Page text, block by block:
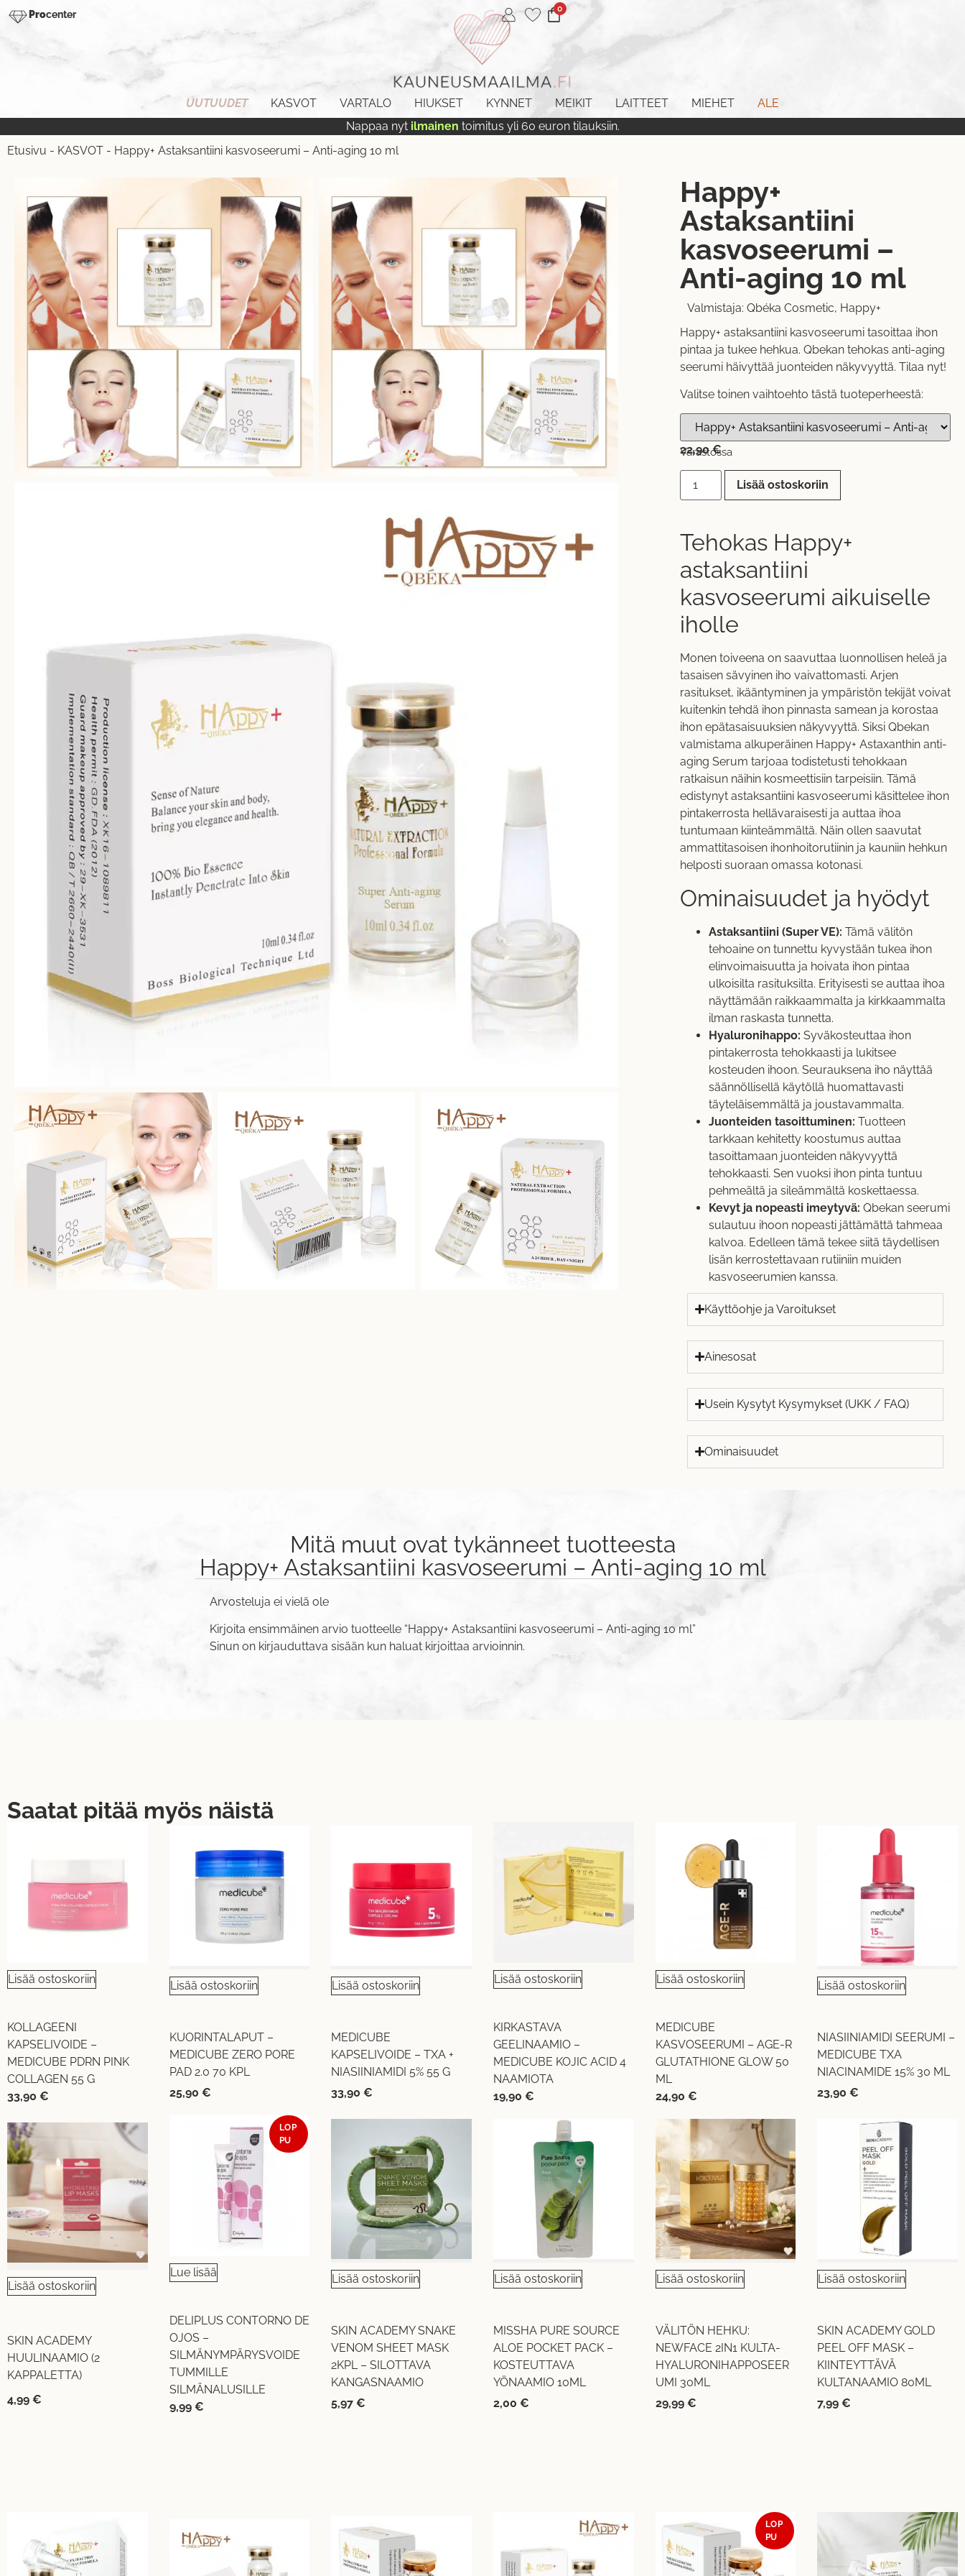
Procenter 0
UUTUUDET KASVOT VARTALO HIUKSET KYNNET MEIKIT LAITTEET MIEHET
ALE
Nappaa nyt ilmainen toimitus yli 60 euron tilauksiin.
Etusivu - KASVOT - Happy+ Astaksantiini kasvoseerumi – Anti-aging 10 ml
Happy+
Astaksantiini
kasvoseerumi –
Anti-aging 10 ml
Valmistaja: Qbéka Cosmetic, Happy+
Happy+ astaksantiini kasvoseerumi tasoittaa ihon
pintaa ja tukee hehkua. Qbekan tehokas anti-aging
seerumi häivyttää juonteiden näkyvyyttä. Tilaa nyt!
Valitse toinen vaihtoehto tästä tuoteperheestä:
22,90€
Varastossa
Lisää ostoskoriin
Tehokas Happy+
astaksantiini
kasvoseerumi aikuiselle
iholle
Monen toiveena on saavuttaa luonnollisen heleä ja
tasaisen sävyinen iho vaivattomasti. Arjen
rasitukset, ikääntyminen ja ympäristön tekijät voivat
kuitenkin tehdä ihon pinnasta samean ja korostaa
ihon epätasaisuuksien näkyvyyttä. Siksi Qbekan
valmistama alkuperäinen Happy+ Astaxanthin anti-
aging Serum tarjoaa todistetusti tehokkaan
ratkaisun näihin kosmeettisiin tarpeisiin. Tämä
edistynyt astaksantiini kasvoseerumi käsittelee ihon
pintakerrosta hellävaraisesti ja auttaa ihoa
tuntumaan kiinteämmältä. Näin ollen saavutat
ammattitasoisen ihonhoitorutiinin ja kauniin hehkun
helposti suoraan omassa kotonasi.
Ominaisuudet ja hyödyt
Astaksantiini (Super VE): Tämä välitön
tehoaine on tunnettu kyvystään tukea ihon
elinvoimaisuutta ja hoivata ihon pintaa
ulkoisilta rasituksilta. Erityisesti se auttaa ihoa
näyttämään raikkaammalta ja kirkkaammalta
ilman raskasta tunnetta.
Hyaluronihappo: Syväkosteuttaa ihon
pintakerrosta tehokkaasti ja lukitsee
kosteuden ihoon. Seurauksena iho näyttää
säännöllisellä käytöllä huomattavasti
täyteläisemmältä ja joustavammalta.
Juonteiden tasoittuminen: Tuotteen
tarkkaan kehitetty koostumus auttaa
tasoittamaan juonteiden näkyvyyttä
tehokkaasti. Sen vuoksi ihon pinta tuntuu
pehmeältä ja sileämmältä koskettaessa.
Kevyt ja nopeasti imeytyvä: Qbekan seerumi
sulautuu ihoon nopeasti jättämättä tahmeaa
kalvoa. Edelleen tämä tekee siitä täydellisen
lisän kerrostettavaan rutiiniin muiden
kasvoseerumienkanssa.
Käyttöohje ja Varoitukset
Ainesosat
Usein Kysytyt Kysymykset (UKK / FAQ)
Ominaisuudet
Mitä muut ovat tykänneet tuotteesta
Happy+ Astaksantiini kasvoseerumi – Anti-aging 10 ml
Arvosteluja ei vielä ole
Kirjoita ensimmäinen arvio tuotteelle “Happy+ Astaksantiini kasvoseerumi – Anti-aging 10 ml”
Sinun on kirjauduttava sisään kun haluat kirjoittaa arvioinnin.
Saatat pitää myös näistä
Lisää ostoskoriin
KOLLAGEENI
KAPSELIVOIDE –
MEDICUBE PDRN PINK
COLLAGEN 55 G
33,90 €
Lisää ostoskoriin
KUORINTALAPUT –
MEDICUBE ZERO PORE
PAD 2.0 70 KPL
25,90 €
Lisää ostoskoriin
MEDICUBE
KAPSELIVOIDE – TXA +
NIASIINIAMIDI 5% 55 G
33,90€
Lisää ostoskoriin
KIRKASTAVA
GEELINAAMIO –
MEDICUBE KOJIC ACID 4
NAAMIOTA
19,90 €
Lisää ostoskoriin
MEDICUBE
KASVOSEERUMI – AGE-R
GLUTATHIONE GLOW 50
ML
24,90 €
Lisää ostoskoriin
NIASIINIAMIDI SEERUMI –
MEDICUBE TXA
NIACINAMIDE 15% 30 ML
23,90€
Lisää ostoskoriin
SKIN ACADEMY
HUULINAAMIO (2
KAPPALETTA)
4,99 €
LOP
PU
Lue lisää
DELIPLUS CONTORNO DE
OJOS –
SILMÄNYMPÄRYSVOIDE
TUMMILLE
SILMÄNALUSILLE
9,99 €
Lisää ostoskoriin
SKIN ACADEMY SNAKE
VENOM SHEET MASK
2KPL – SILOTTAVA
KANGASNAAMIO
5,97€
Lisää ostoskoriin
MISSHA PURE SOURCE
ALOE POCKET PACK –
KOSTEUTTAVA
YÖNAAMIO 10ML
2,00 €
Lisää ostoskoriin
VÄLITÖN HEHKU:
NEWFACE 2IN1 KULTA-
HYALURONIHAPPOSEER
UMI 30ML
29,99 €
Lisää ostoskoriin
SKIN ACADEMY GOLD
PEEL OFF MASK –
KIINTEYTTÄVÄ
KULTANAAMIO 80ML
7,99€
LOP
PU